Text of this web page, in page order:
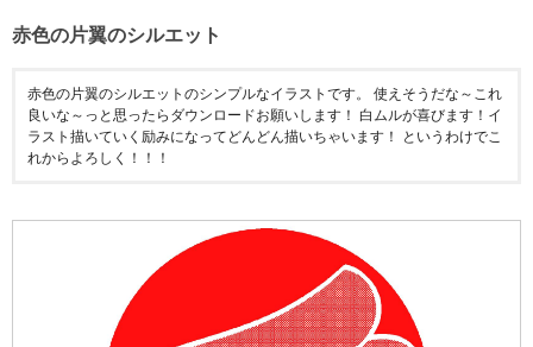
赤色の片翼のシルエット
赤色の片翼のシルエットのシンプルなイラストです。 使えそうだな～これ
良いな～っと思ったらダウンロードお願いします！ 白ムルが喜びます！イ
ラスト描いていく励みになってどんどん描いちゃいます！ というわけでこ
れからよろしく！！！